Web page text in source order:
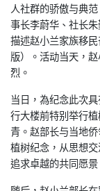
人社群的骄傲与典
事长李蔚华、社长朱
描述赵小兰家族移
版）。活动当天，
烈。
当日，為纪念此次
行大楼前特别举行植
青。赵部长与当地
植树纪念，从思想交
追求卓越的共同愿景